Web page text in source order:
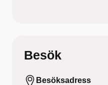
Besök
Besöksadress